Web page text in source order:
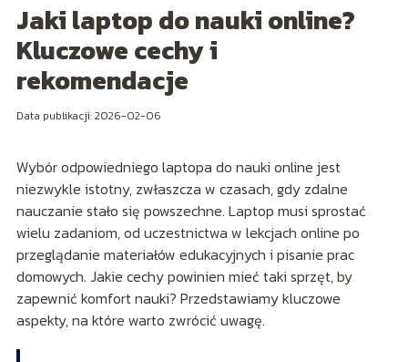
Jaki laptop do nauki online?
Kluczowe cechy i
rekomendacje
Data publikacji: 2026-02-06
Wybór odpowiedniego laptopa do nauki online jest
niezwykle istotny, zwłaszcza w czasach, gdy zdalne
nauczanie stało się powszechne. Laptop musi sprostać
wielu zadaniom, od uczestnictwa w lekcjach online po
przeglądanie materiałów edukacyjnych i pisanie prac
domowych. Jakie cechy powinien mieć taki sprzęt, by
zapewnić komfort nauki? Przedstawiamy kluczowe
aspekty, na które warto zwrócić uwagę.